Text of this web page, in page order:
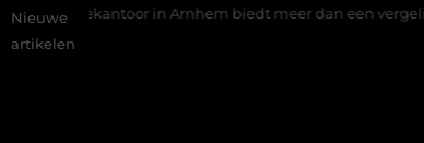
Nieuwe
artikelen
in Arnhem biedt meer dan een